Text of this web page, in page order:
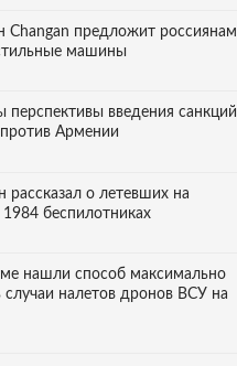
Changan предложит россиянам
машины
перспективы введения санкций
Армении
рассказал о летевших на
беспилотниках
нашли способ максимально
случаи налетов дронов ВСУ на